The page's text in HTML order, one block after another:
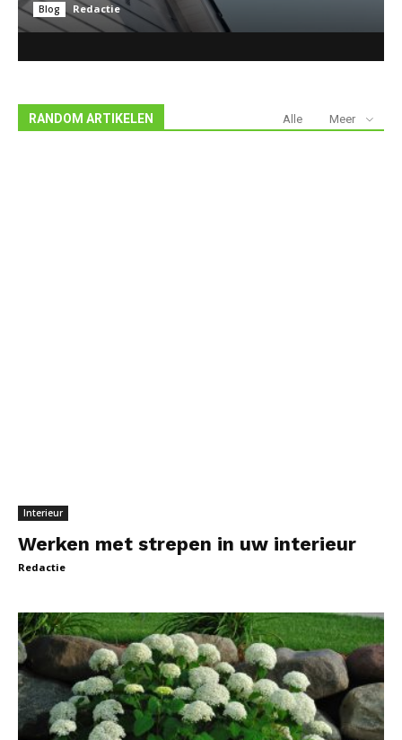
Blog Redactie
RANDOM ARTIKELEN Alle Meer
Interieur
Werken met strepen in uw interieur
Redactie